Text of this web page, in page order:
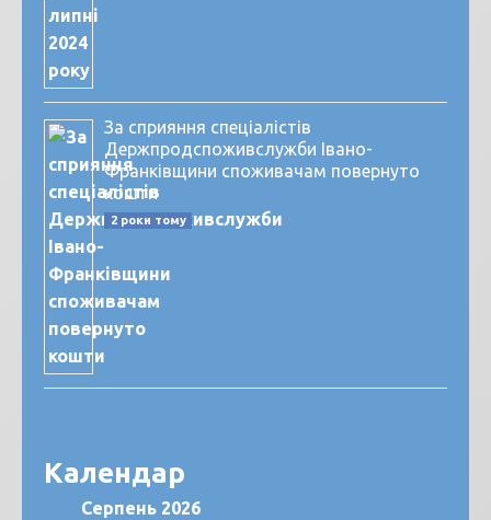
За сприяння спеціалістів
Держпродспоживслужби Івано-
Франківщини споживачам повернуто
кошти
2 роки тому
Календар
Серпень 2026